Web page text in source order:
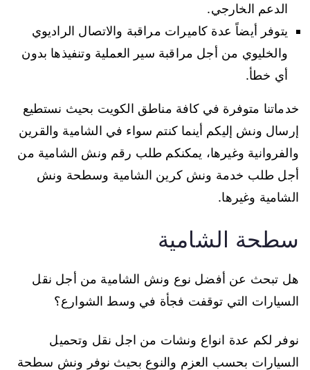
الدعم الخارجي.
يتوفر أيضاً عدة كاميرات مراقبة والاتصال الراديوي
والخليوي من أجل مراقبة سير العملية وتنفيذها بدون
أي خطأ.
خدماتنا متوفرة في كافة مناطق الكويت بحيث نستطيع
إرسال ونش إليكم أينما كنتم سواء في الشامية والقرين
والفروانية وغيرها، يمكنكم طلب رقم ونش الشامية من
أجل طلب خدمة ونش كرين الشامية وسطحة ونش
الشامية وغيرها.
سطحة الشامية
هل تبحث عن أفضل نوع ونش الشامية من أجل نقل
السيارات التي توقفت فجأة في وسط الشوارع؟
نوفر لكم عدة انواع ونشات من اجل نقل وتحميل
السيارات بحسب العزم والنوع بحيث نوفر ونش سطحة